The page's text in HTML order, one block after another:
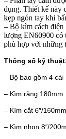
dụng. Thiết kế này
kẹp ngón tay khi
– Bộ kìm cách điện
lượng EN60900 có
phù hợp với những
Thông số kỹ
– Bộ bao gồm 4 cái
– Kìm răng 180mm
– Kìm cắt 6″/160mm
– Kìm nhọn 8″/